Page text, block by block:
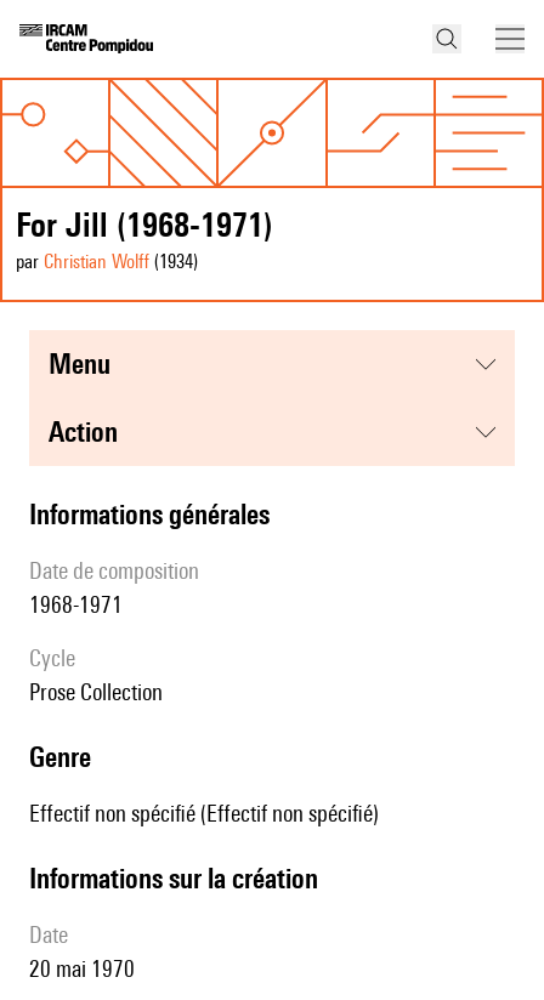
For Jill (1968-1971)
par Christian Wolff (1934)
menu
action
informations générales
date de composition
1968-1971
Cycle
Prose Collection
genre
Effectif non spécifié (Effectif non spécifié)
informations sur la création
date
20 mai 1970